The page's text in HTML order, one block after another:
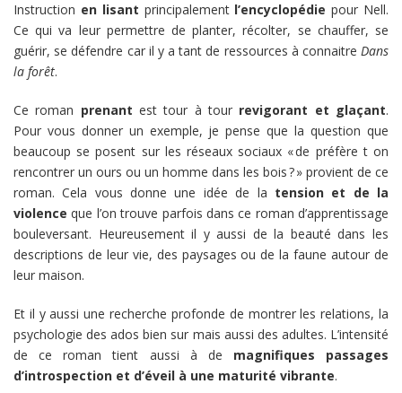
Instruction en lisant principalement l’encyclopédie pour Nell.
Ce qui va leur permettre de planter, récolter, se chauffer, se
guérir, se défendre car il y a tant de ressources à connaitre Dans
la forêt.
Ce roman prenant est tour à tour revigorant et glaçant.
Pour vous donner un exemple, je pense que la question que
beaucoup se posent sur les réseaux sociaux « de préfère t on
rencontrer un ours ou un homme dans les bois ? » provient de ce
roman. Cela vous donne une idée de la tension et de la
violence que l’on trouve parfois dans ce roman d’apprentissage
bouleversant. Heureusement il y aussi de la beauté dans les
descriptions de leur vie, des paysages ou de la faune autour de
leur maison.
Et il y aussi une recherche profonde de montrer les relations, la
psychologie des ados bien sur mais aussi des adultes. L’intensité
de ce roman tient aussi à de magnifiques passages
d’introspection et d’éveil à une maturité vibrante.